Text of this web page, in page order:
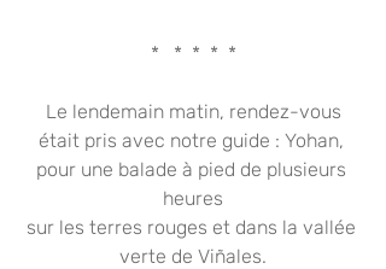
*   *  *  *  *
était pris avec notre guide : Yohan,
pour une balade à pied de plusieurs
heures
sur les terres rouges et dans la vallée
verte de Viñales.